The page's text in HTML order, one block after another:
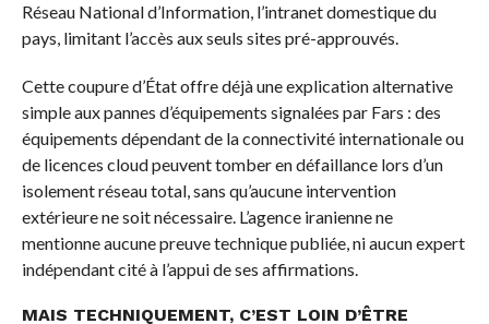
Réseau National d’Information, l’intranet domestique du
pays, limitant l’accès aux seuls sites pré-approuvés.
Cette coupure d’État offre déjà une explication alternative
simple aux pannes d’équipements signalées par Fars : des
équipements dépendant de la connectivité internationale ou
de licences cloud peuvent tomber en défaillance lors d’un
isolement réseau total, sans qu’aucune intervention
extérieure ne soit nécessaire. L’agence iranienne ne
mentionne aucune preuve technique publiée, ni aucun expert
indépendant cité à l’appui de ses affirmations.
MAIS TECHNIQUEMENT, C’EST LOIN D’ÊTRE